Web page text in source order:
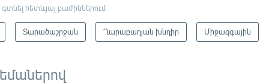
հետևյալ բաժիններում
Տարածաշրջան Ղարաբաղյան խնդիր Միջազգային